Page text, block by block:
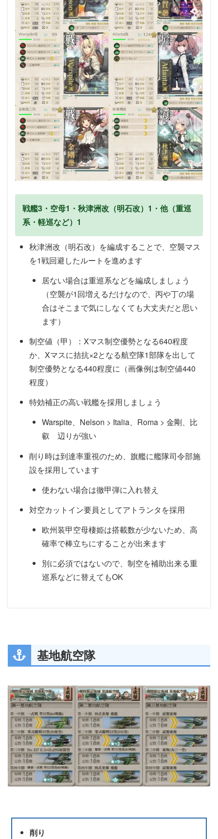
戦艦3・空母1・秋津洲改（明石改）1・他（重巡
系・軽巡など）1
秋津洲改（明石改）を編成することで、空襲マス
を1戦回避したルートを進めます
居ない場合は重巡系などを編成しましょう
（空襲が1回増えるだけなので、丙や丁の場
合はそこまで気にしなくても大丈夫だと思い
ます）
制空値（甲）：Xマス制空優勢となる640程度
か、Xマスに拮抗×2となる航空隊1部隊を出して
制空優勢となる440程度に（画像例は制空値440
程度）
特効補正の高い戦艦を採用しましょう
Warspite、Nelson > Italia、Roma > 金剛、比
叡 辺りが強い
削り時は到達率重視のため、旗艦に艦隊司令部施
設を採用しています
使わない場合は徹甲弾に入れ替え
対空カットイン要員としてアトランタを採用
欧州装甲空母棲姫は搭載数が少ないため、高
確率で棒立ちにすることが出来ます
別に必須ではないので、制空を補助出来る重
巡系などに替えてもOK
基地航空隊
削り